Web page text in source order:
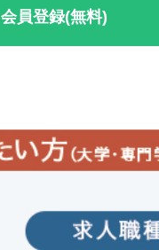
会員登録(無料)